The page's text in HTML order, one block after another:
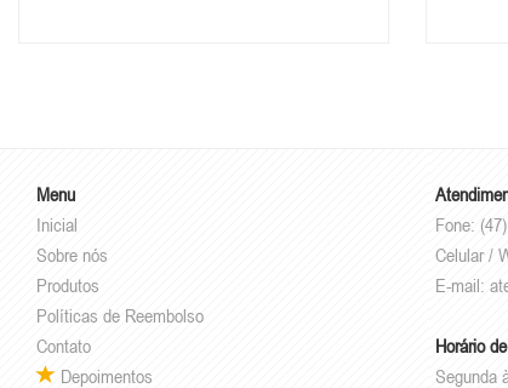
Menu
Inicial
Sobre nós
Produtos
Políticas de Reembolso
Contato
Depoimentos
Fone:
Celular /
E-mail:
Horário
Segunda